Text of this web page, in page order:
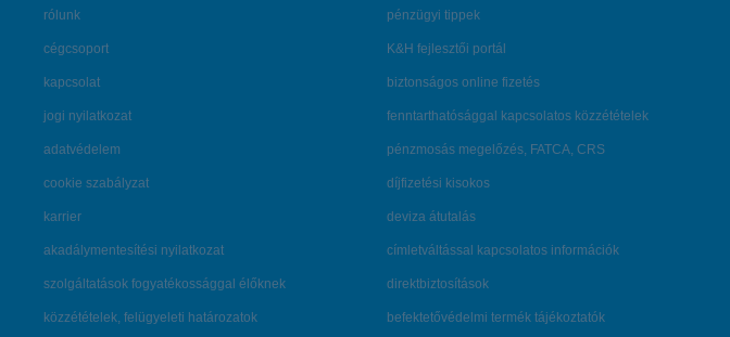
rólunk
cégcsoport
kapcsolat
jogi nyilatkozat
adatvédelem
cookie szabályzat
karrier
akadálymentesítési nyilatkozat
szolgáltatások fogyatékossággal élőknek
közzétételek, felügyeleti határozatok
pénzügyi tippek
K&H fejlesztői portál
biztonságos online fizetés
fenntarthatósággal kapcsolatos közzétételek
pénzmosás megelőzés, FATCA, CRS
díjfizetési kisokos
deviza átutalás
címletváltással kapcsolatos információk
direktbiztosítások
befektetővédelmi termék tájékoztatók